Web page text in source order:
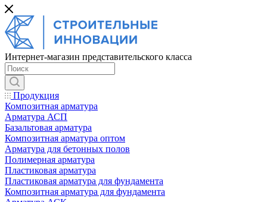
Интернет-магазин представительского класса
Продукция
Композитная арматура
Арматура АСП
Базальтовая арматура
Композитная арматура оптом
Арматура для бетонных полов
Полимерная арматура
Пластиковая арматура
Пластиковая арматура для фундамента
Композитная арматура для фундамента